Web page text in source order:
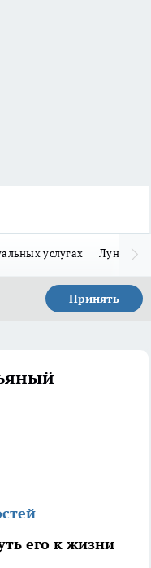
услугах Лунно-
Принять
его к жизни